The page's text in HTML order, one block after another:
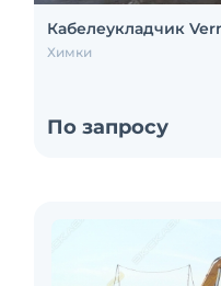
Кабелеукладчик
Химки
По запросу